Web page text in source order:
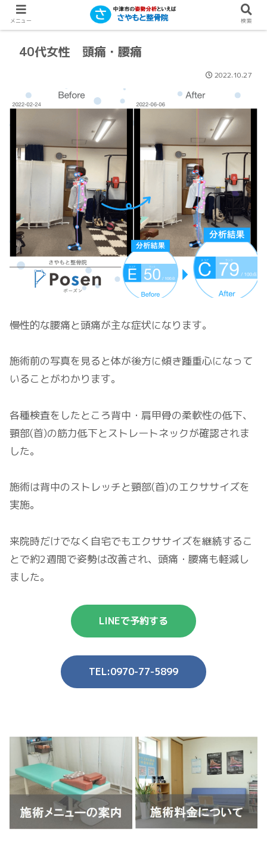
40代女性 頭痛・腰痛
2022.10.27
慢性的な腰痛と頭痛が主な症状になります。
施術前の写真を見ると体が後方に傾き踵重心になって
いることがわかります。
各種検査をしたところ背中・肩甲骨の柔軟性の低下、
頸部(首)の筋力低下とストレートネックが確認されま
した。
施術は背中のストレッチと頸部(首)のエクササイズを
実施。
来院時だけでなく自宅でもエクササイズを継続するこ
とで約2週間で姿勢は改善され、頭痛・腰痛も軽減し
ました。
LINEで予約する
TEL:0970-77-5899
メニュー 検索